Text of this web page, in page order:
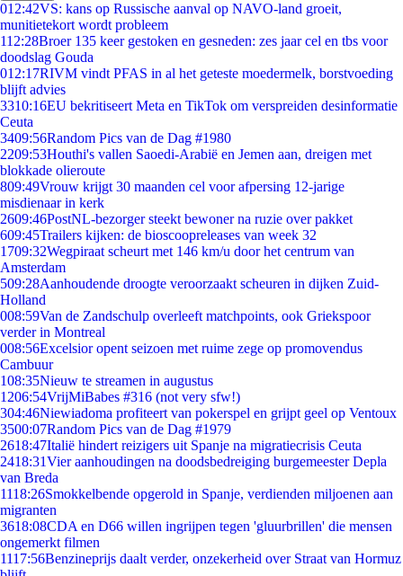
012:42VS: kans op Russische aanval op NAVO-land groeit,
munitietekort wordt probleem
112:28Broer 135 keer gestoken en gesneden: zes jaar cel en tbs voor
doodslag Gouda
012:17RIVM vindt PFAS in al het geteste moedermelk, borstvoeding
blijft advies
3310:16EU bekritiseert Meta en TikTok om verspreiden desinformatie
Ceuta
3409:56Random Pics van de Dag #1980
2209:53Houthi's vallen Saoedi-Arabië en Jemen aan, dreigen met
blokkade olieroute
809:49Vrouw krijgt 30 maanden cel voor afpersing 12-jarige
misdienaar in kerk
2609:46PostNL-bezorger steekt bewoner na ruzie over pakket
609:45Trailers kijken: de bioscoopreleases van week 32
1709:32Wegpiraat scheurt met 146 km/u door het centrum van
Amsterdam
509:28Aanhoudende droogte veroorzaakt scheuren in dijken Zuid-
Holland
008:59Van de Zandschulp overleeft matchpoints, ook Griekspoor
verder in Montreal
008:56Excelsior opent seizoen met ruime zege op promovendus
Cambuur
108:35Nieuw te streamen in augustus
1206:54VrijMiBabes #316 (not very sfw!)
304:46Niewiadoma profiteert van pokerspel en grijpt geel op Ventoux
3500:07Random Pics van de Dag #1979
2618:47Italië hindert reizigers uit Spanje na migratiecrisis Ceuta
2418:31Vier aanhoudingen na doodsbedreiging burgemeester Depla
van Breda
1118:26Smokkelbende opgerold in Spanje, verdienden miljoenen aan
migranten
3618:08CDA en D66 willen ingrijpen tegen 'gluurbrillen' die mensen
ongemerkt filmen
1117:56Benzineprijs daalt verder, onzekerheid over Straat van Hormuz